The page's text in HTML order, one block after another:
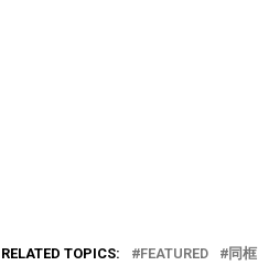
RELATED TOPICS: FEATURED 同框